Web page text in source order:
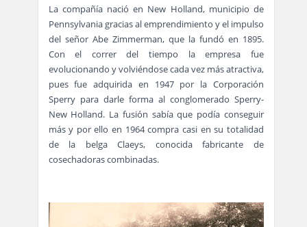
La compañía nació en New Holland, municipio de
Pennsylvania gracias al emprendimiento y el impulso
del señor Abe Zimmerman, que la fundó en 1895.
Con el correr del tiempo la empresa fue
evolucionando y volviéndose cada vez más atractiva,
pues fue adquirida en 1947 por la Corporación
Sperry para darle forma al conglomerado Sperry-
New Holland. La fusión sabía que podía conseguir
más y por ello en 1964 compra casi en su totalidad
de la belga Claeys, conocida fabricante de
cosechadoras combinadas.